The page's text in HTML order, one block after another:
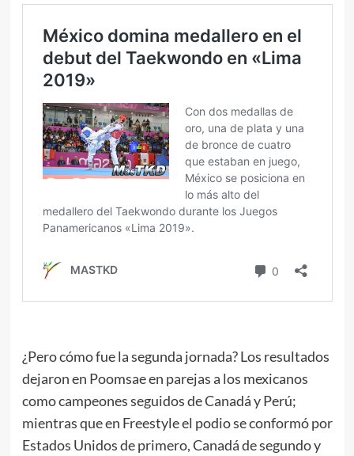
¿Pero cómo fue la segunda jornada? Los resultados
dejaron en Poomsae en parejas a los mexicanos
como campeones seguidos de Canadá y Perú;
mientras que en Freestyle el podio se conformó por
Estados Unidos de primero, Canadá de segundo y